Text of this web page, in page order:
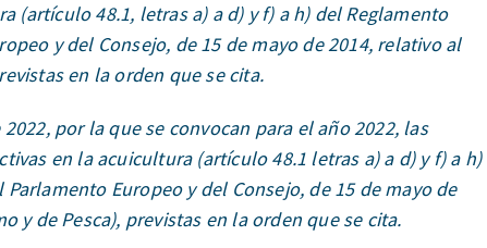
(artículo 48.1, letras a) a d) y f) a h) del Reglamento
y del Consejo, de 15 de mayo de 2014, relativo al
en la orden que se cita.
por la que se convocan para el año 2022, las
en la acuicultura (artículo 48.1 letras a) a d) y f) a h)
Europeo y del Consejo, de 15 de mayo de
y de Pesca), previstas en la orden que se cita.